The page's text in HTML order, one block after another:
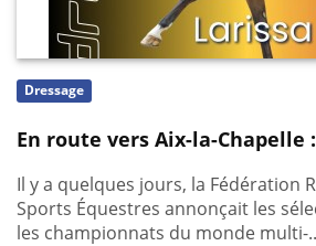
Dressage
En route vers Aix-la-Chapelle
Il y a quelques jours, la Fédération
Sports Équestres annonçait les
les championnats du monde multi-